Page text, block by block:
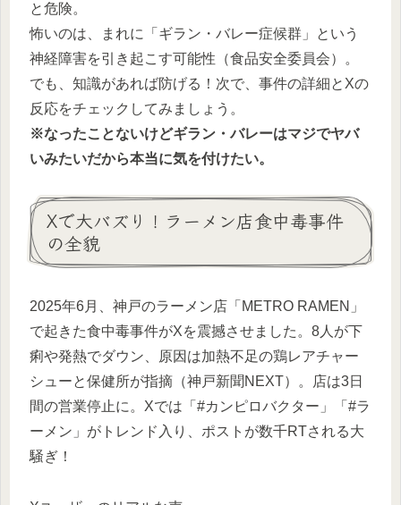
と危険。
怖いのは、まれに「ギラン・バレー症候群」という
神経障害を引き起こす可能性（食品安全委員会）。
でも、知識があれば防げる！次で、事件の詳細とXの
反応をチェックしてみましょう。
※なったことないけどギラン・バレーはマジでヤバ
いみたいだから本当に気を付けたい。
Xで大バズり！ラーメン店食中毒事件
の全貌
2025年6月、神戸のラーメン店「METRO RAMEN」
で起きた食中毒事件がXを震撼させました。8人が下
痢や発熱でダウン、原因は加熱不足の鶏レアチャー
シューと保健所が指摘（神戸新聞NEXT）。店は3日
間の営業停止に。Xでは「#カンピロバクター」「#ラ
ーメン」がトレンド入り、ポストが数千RTされる大
騒ぎ！